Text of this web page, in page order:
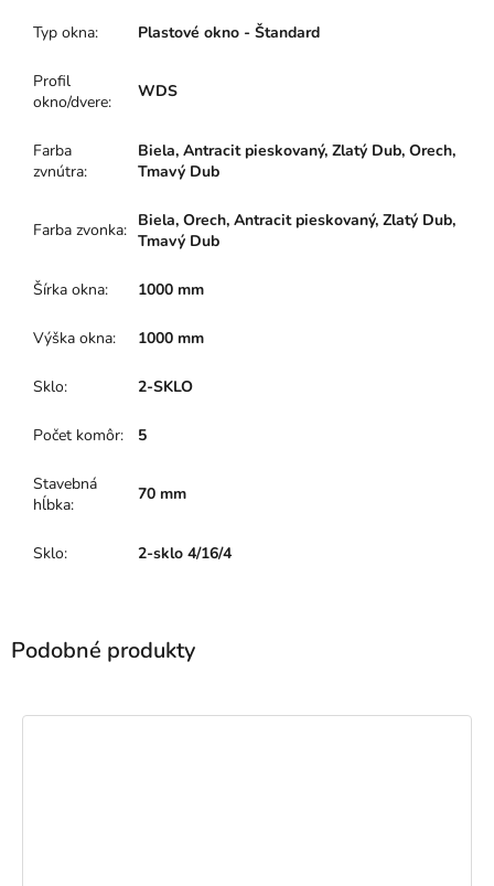
Typ okna: Plastové okno - Štandard
Profil
okno/dvere:
WDS
Farba
zvnútra:
Biela, Antracit pieskovaný, Zlatý Dub, Orech,
Tmavý Dub
Farba zvonka: Biela, Orech, Antracit pieskovaný, Zlatý Dub,
Tmavý Dub
Šírka okna: 1000 mm
Výška okna: 1000 mm
Sklo: 2-SKLO
Počet komôr: 5
Stavebná
hĺbka:
70 mm
Sklo: 2-sklo 4/16/4